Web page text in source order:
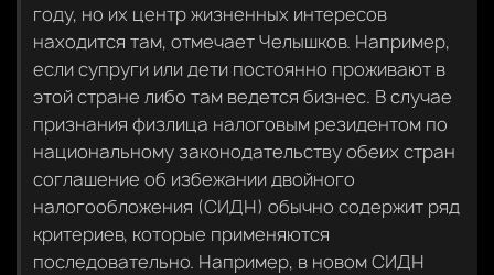
году, но их центр жизненных интересов
находится там, отмечает Челышков. Например,
если супруги или дети постоянно проживают в
этой стране либо там ведется бизнес. В случае
признания физлица налоговым резидентом по
национальному законодательству обеих стран
соглашение об избежании двойного
налогообложения (СИДН) обычно содержит ряд
критериев, которые применяются
последовательно. Например, в новом СИДН